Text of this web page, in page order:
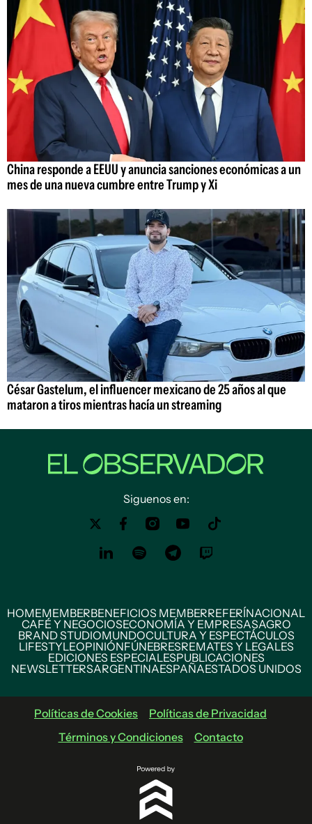
China responde a EEUU y anuncia sanciones económicas a un
mes de una nueva cumbre entre Trump y Xi
César Gastelum, el influencer mexicano de 25 años al que
mataron a tiros mientras hacía un streaming
Siguenos en:
HOMEMEMBERBENEFICIOS MEMBERREFERÍNACIONAL
CAFÉ Y NEGOCIOSECONOMÍA Y EMPRESASAGRO
BRAND STUDIOMUNDOCULTURA Y ESPECTÁCULOS
LIFESTYLEOPINIÓNFÚNEBRESREMATES Y LEGALES
EDICIONES ESPECIALESPUBLICACIONES
NEWSLETTERSARGENTINAESPAÑAESTADOS UNIDOS
Políticas de Cookies
Políticas de Privacidad
Términos y Condiciones
Contacto